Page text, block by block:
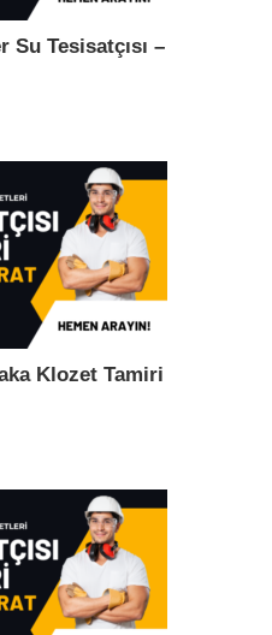
Su Tesisatçısı –
Klozet Tamiri